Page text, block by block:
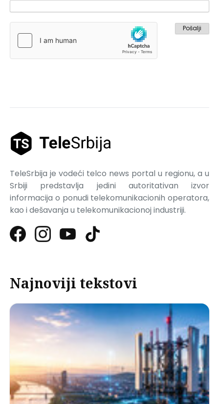
TeleSrbija je vodeći telco news portal u regionu, a u
Srbiji predstavlja jedini autoritativan izvor
informacija o ponudi telekomunikacionih operatora,
kao i dešavanja u telekomunikacionoj industriji.
Najnoviji tekstovi